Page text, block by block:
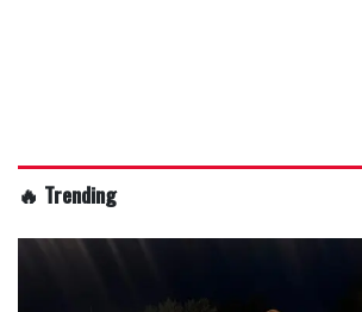
🔥 Trending